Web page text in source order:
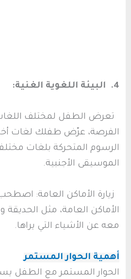
4. البيئة اللغوية الغنية:
تعرض الطفل لمختلف
الفرصة، عرّض طفلك لغات
الرسوم المتحركة بلغات
الموسيقى الأجنبية.
زيارة الأماكن العامة:
الأماكن العامة، مثل الحديقة
معه عن الأشياء التي يراها.
أهمية الحوار المستمر
الحوار المستمر مع الطفل